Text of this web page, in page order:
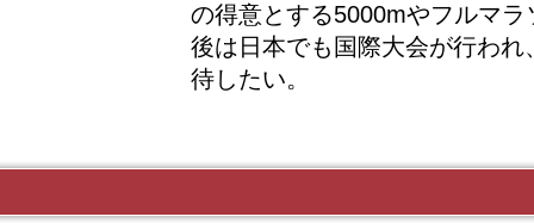
の得意とする5000mやフルマ
後は日本でも国際大会が行わ
待したい。